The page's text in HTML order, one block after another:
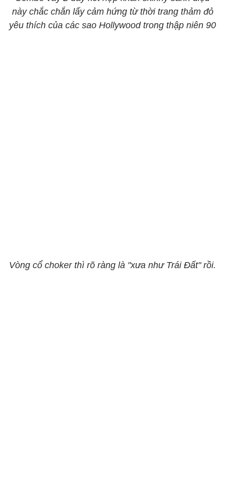
này chắc chắn lấy cảm hứng từ thời trang thảm đỏ
yêu thích của các sao Hollywood trong thập niên 90
Vòng cổ choker thì rõ ràng là "xưa như Trái Đất" rồi.